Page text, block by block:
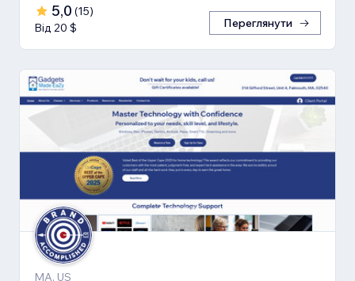
5,0 (15)
Від 20 $
Переглянути
MA, US